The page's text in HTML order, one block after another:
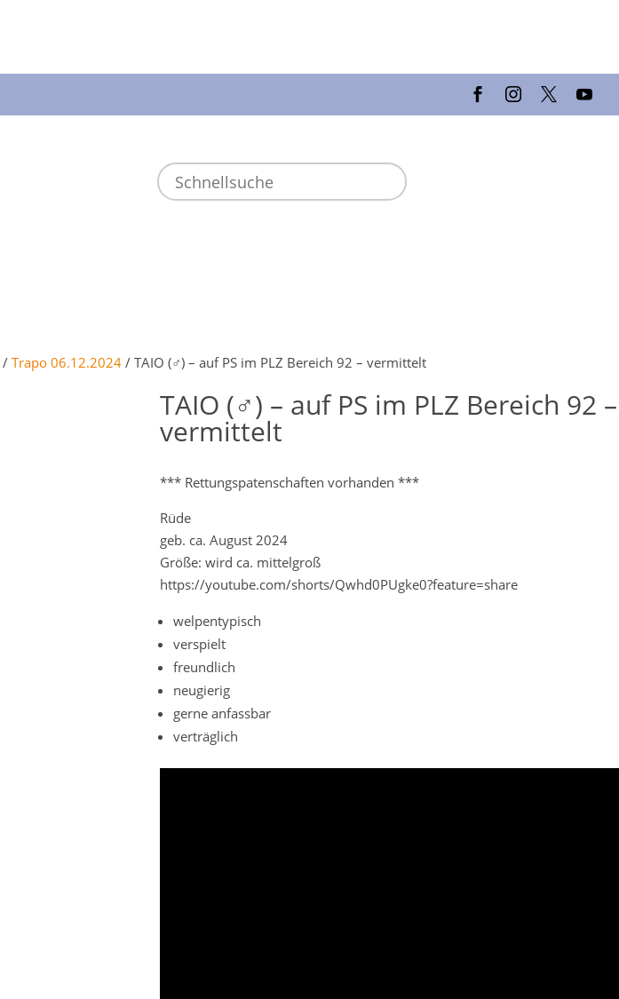
/ Trapo 06.12.2024 / TAIO (♂) – auf PS im PLZ Bereich 92 – vermittelt
TAIO (♂) – auf PS im PLZ Bereich 92 –
vermittelt
*** Rettungspatenschaften vorhanden ***
Rüde
geb. ca. August 2024
Größe: wird ca. mittelgroß
https://youtube.com/shorts/Qwhd0PUgke0?feature=share
welpentypisch
verspielt
freundlich
neugierig
gerne anfassbar
verträglich